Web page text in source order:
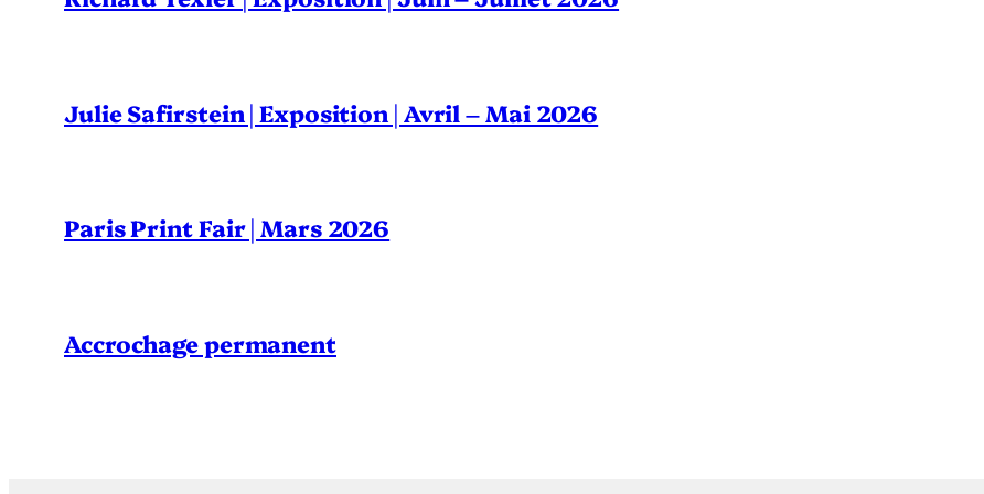
Julie Safirstein | Exposition | Avril – Mai 2026
Paris Print Fair | Mars 2026
Accrochage permanent